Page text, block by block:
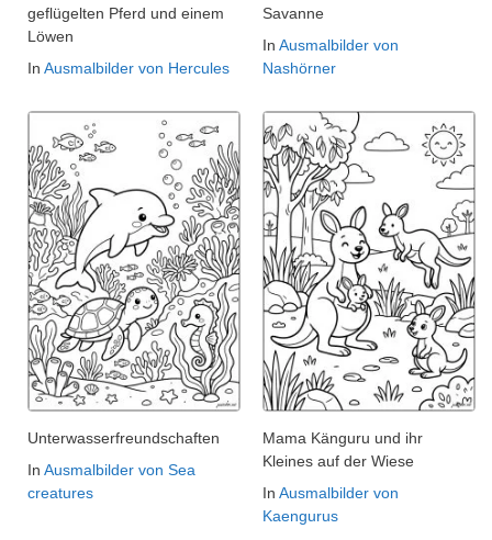
geflügelten Pferd und einem
Löwen
In Ausmalbilder von Hercules
Savanne
In Ausmalbilder von
Nashörner
Unterwasserfreundschaften
In Ausmalbilder von Sea
creatures
Mama Känguru und ihr
Kleines auf der Wiese
In Ausmalbilder von
Kaengurus